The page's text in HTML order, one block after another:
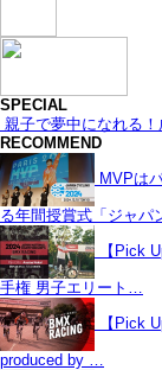
SPECIAL
親子で夢中になれる
RECOMMEND
MVPは
る年間授賞式「ジャパ
【Pick
手権 男子エリート…
【Pick
produced by …